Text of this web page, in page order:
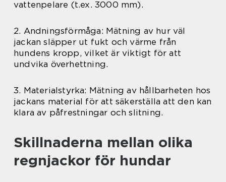
vattenpelare (t.ex. 3000 mm).
2. Andningsförmåga: Mätning av hur väl
jackan släpper ut fukt och värme från
hundens kropp, vilket är viktigt för att
undvika överhettning.
3. Materialstyrka: Mätning av hållbarheten hos
jackans material för att säkerställa att den kan
klara av påfrestningar och slitning.
Skillnaderna mellan olika
regnjackor för hundar